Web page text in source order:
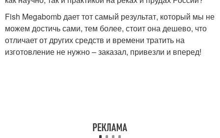
Fish Megabomb дает тот самый результат, который мы не
можем достичь сами, тем более, стоит она дешево, что
отличает от других средств и времени тратить на
изготовление не нужно – заказал, привезли и вперед!